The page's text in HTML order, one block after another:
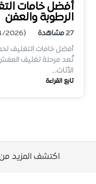
أفضل خامات
الرطوبة والعفن
27مشاهدة
(5/4/2026)
أفضل خامات التغليف
تُعد مرحلة تغليف
الأثاث،…
تابع القراءة
اكتشف المزيد